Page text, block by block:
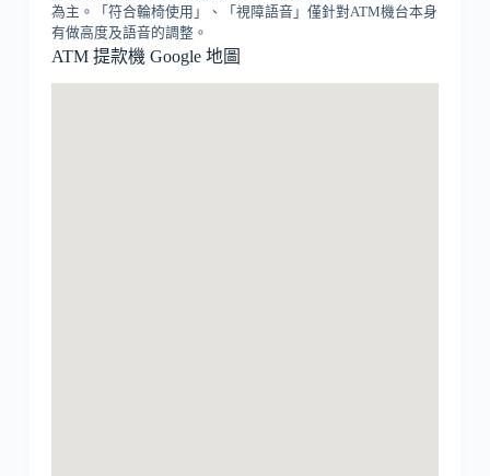
為主。「符合輪椅使用」、「視障語音」僅針對ATM機台本身
有做高度及語音的調整。
ATM 提款機 Google 地圖